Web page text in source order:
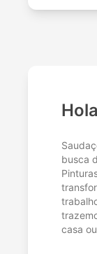
busca
casa